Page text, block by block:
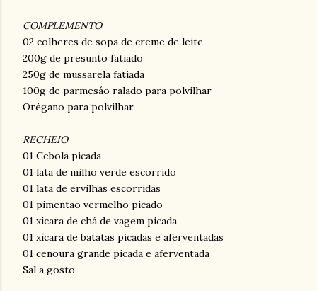
COMPLEMENTO
02 colheres de sopa de creme de leite
200g de presunto fatiado
250g de mussarela fatiada
100g de parmesáo ralado para polvilhar
Orégano para polvilhar
RECHEIO
01 Cebola picada
01 lata de milho verde escorrido
01 lata de ervilhas escorridas
01 pimentao vermelho picado
01 xícara de chá de vagem picada
01 xícara de batatas picadas e aferventadas
01 cenoura grande picada e aferventada
Sal a gosto